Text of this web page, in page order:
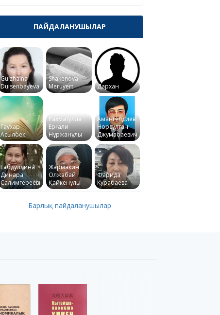
ПАЙДАЛАНУШЫЛАР
Gulzhaina
Duisenbayeva
Shakenova
Meruyert
Дархан
Гаухар
Асылбек
Рахматулла
Ерғали
Нұржанұлы
Амангелдиев
Норсултан
Джумабаевич
Габдуллина
Динара
Салимгереевна
Жармакин
Олжабай
Қайкенұлы
Фарида
Курабаева
Барлық пайдаланушылар